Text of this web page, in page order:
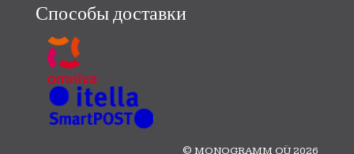
Способы доставки
© MONOGRAMM OÜ 2026